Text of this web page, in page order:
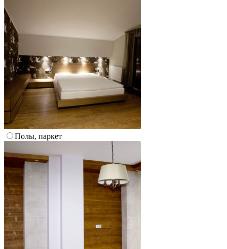
Полы, паркет